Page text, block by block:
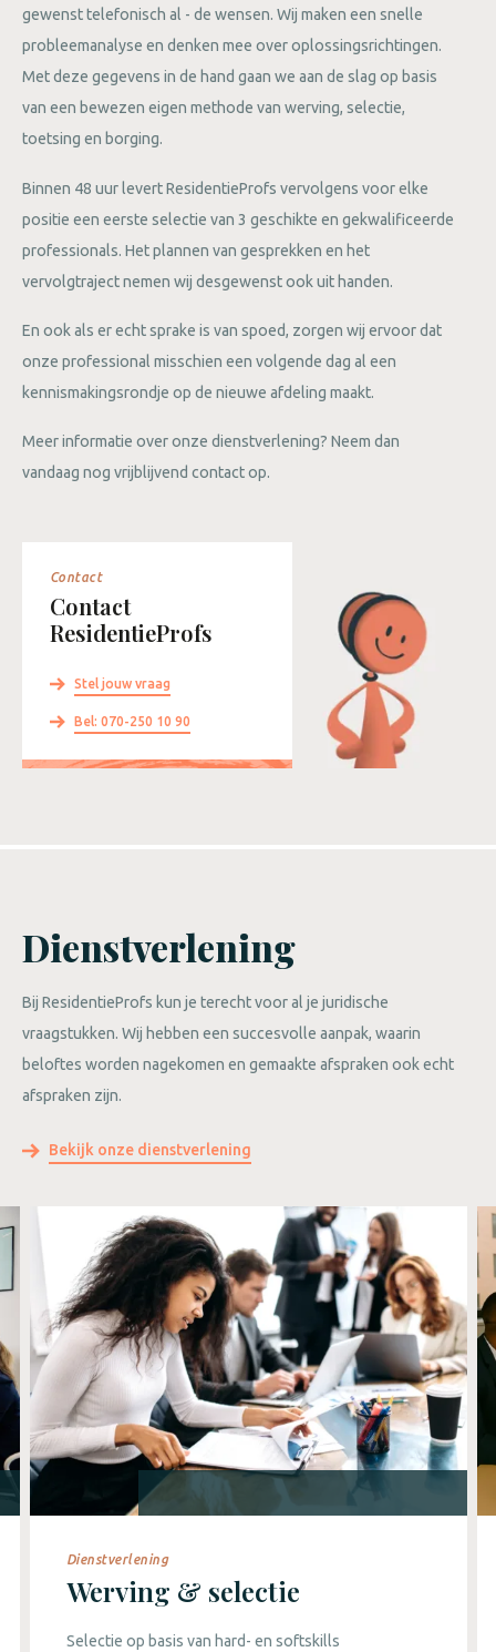
gewenst telefonisch al - de wensen. Wij maken een snelle
probleemanalyse en denken mee over oplossingsrichtingen.
Met deze gegevens in de hand gaan we aan de slag op basis
van een bewezen eigen methode van werving, selectie,
toetsing en borging.
Binnen 48 uur levert ResidentieProfs vervolgens voor elke
positie een eerste selectie van 3 geschikte en gekwalificeerde
professionals. Het plannen van gesprekken en het
vervolgtraject nemen wij desgewenst ook uit handen.
En ook als er echt sprake is van spoed, zorgen wij ervoor dat
onze professional misschien een volgende dag al een
kennismakingsrondje op de nieuwe afdeling maakt.
Meer informatie over onze dienstverlening? Neem dan
vandaag nog vrijblijvend contact op.
Contact
Contact
ResidentieProfs
Stel jouw vraag
Bel: 070-250 10 90
Dienstverlening
Bij ResidentieProfs kun je terecht voor al je juridische
vraagstukken. Wij hebben een succesvolle aanpak, waarin
beloftes worden nagekomen en gemaakte afspraken ook echt
afspraken zijn.
Bekijk onze dienstverlening
Dienstverlening
Werving & selectie
Selectie op basis van hard- en softskills